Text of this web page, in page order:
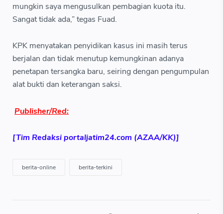
mungkin saya mengusulkan pembagian kuota itu.
Sangat tidak ada,” tegas Fuad.
KPK menyatakan penyidikan kasus ini masih terus
berjalan dan tidak menutup kemungkinan adanya
penetapan tersangka baru, seiring dengan pengumpulan
alat bukti dan keterangan saksi.
Publisher/Red:
[Tim Redaksi portaljatim24.com (AZAA/KK)]